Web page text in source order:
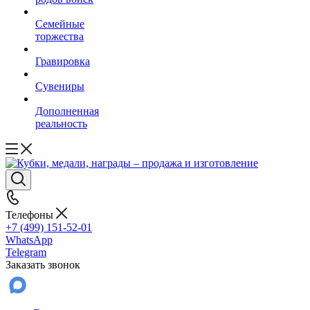
Семейные
торжества
Гравировка
Сувениры
Дополненная
реальность
Телефоны
+7 (499) 151-52-01
WhatsApp
Telegram
Заказать звонок